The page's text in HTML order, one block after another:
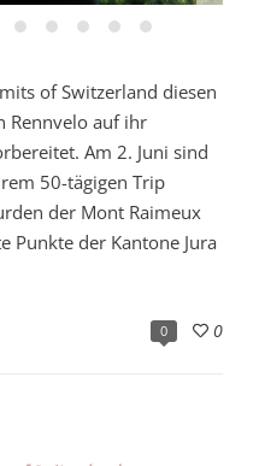
of Switzerland diesen
Rennvelo auf ihr
Am 2. Juni sind
50-tägigen Trip
der Mont Raimeux
Punkte der Kantone Jura
0 0